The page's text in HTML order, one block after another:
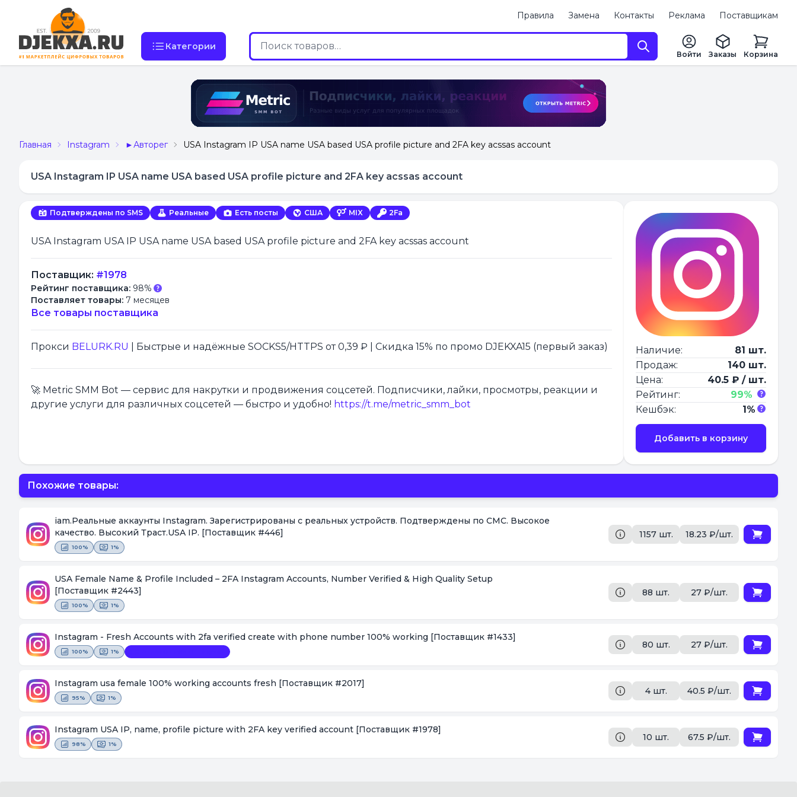
Правила Замена Контакты Реклама Поставщикам
Категории
Войти Заказы Корзина
Главная Instagram ►Авторег USA Instagram IP USA name USA based USA profile picture and 2FA key acssas account
USA Instagram IP USA name USA based USA profile picture and 2FA key acssas account
Подтверждены по SMS Реальные Есть посты США MIX 2Fa
USA Instagram USA IP USA name USA based USA profile picture and 2FA key acssas account
Поставщик: #1978
Рейтинг поставщика: 98%
Поставляет товары: 7 месяцев
Все товары поставщика
Прокси BELURK.RU | Быстрые и надёжные SOCKS5/HTTPS от 0,39 ₽ | Скидка 15% по промо DJEKXA15 (первый заказ)
🚀 Metric SMM Bot — сервис для накрутки и продвижения соцсетей. Подписчики, лайки, просмотры, реакции и
другие услуги для различных соцсетей — быстро и удобно! https://t.me/metric_smm_bot
Наличие:
81 шт.
Продаж:
140 шт.
Цена:
40.5 ₽ / шт.
Рейтинг:
99%
Кешбэк:
1%
Добавить в корзину
Похожие товары:
iam.Реальные аккаунты Instagram. Зарегистрированы с реальных устройств. Подтверждены по СМС. Высокое
качество. Высокий Траст.USA IP. [Поставщик #446]
100% 1%
1157 шт. 18.23 ₽/шт.
USA Female Name & Profile Included – 2FA Instagram Accounts, Number Verified & High Quality Setup
[Поставщик #2443]
100% 1%
88 шт. 27 ₽/шт.
Instagram - Fresh Accounts with 2fa verified create with phone number 100% working [Поставщик #1433]
100% 1%
80 шт. 27 ₽/шт.
Instagram usa female 100% working accounts fresh [Поставщик #2017]
95% 1%
4 шт. 40.5 ₽/шт.
Instagram USA IP, name, profile picture with 2FA key verified account [Поставщик #1978]
98% 1%
10 шт. 67.5 ₽/шт.